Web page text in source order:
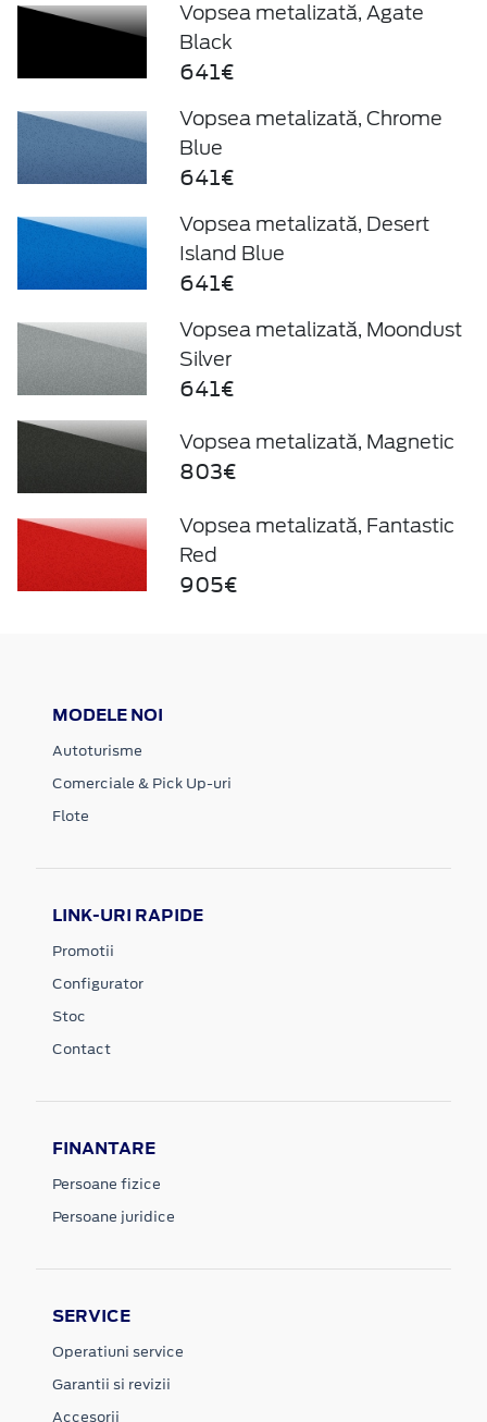
Vopsea metalizată, Agate
Black
641€
Vopsea metalizată, Chrome
Blue
641€
Vopsea metalizată, Desert
Island Blue
641€
Vopsea metalizată, Moondust
Silver
641€
Vopsea metalizată, Magnetic
803€
Vopsea metalizată, Fantastic
Red
905€
MODELE NOI
Autoturisme
Comerciale & Pick Up-uri
Flote
LINK-URI RAPIDE
Promotii
Configurator
Stoc
Contact
FINANTARE
Persoane fizice
Persoane juridice
SERVICE
Operatiuni service
Garantii si revizii
Accesorii